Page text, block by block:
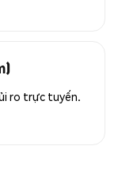
ro trực tuyến.